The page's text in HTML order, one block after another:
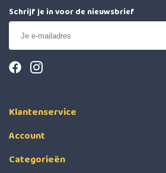
Schrijf je in voor de nieuwsbrief
Klantenservice
Account
Categorieën